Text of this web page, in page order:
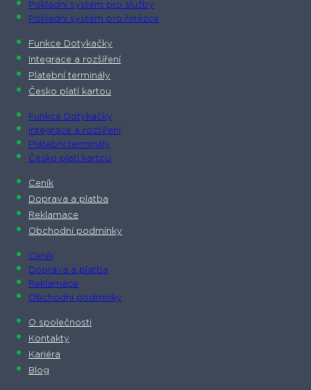
Pokladní systém pro služby
Pokladní systém pro řetězce
Funkce Dotykačky
Integrace a rozšíření
Platební terminály
Česko platí kartou
Funkce Dotykačky
Integrace a rozšíření
Platební terminály
Česko platí kartou
Ceník
Doprava a platba
Reklamace
Obchodní podmínky
Ceník
Doprava a platba
Reklamace
Obchodní podmínky
O společnosti​
Kontakty
Kariéra
Blog